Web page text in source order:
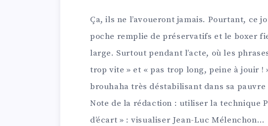
Ça, ils ne l’avoueront jamais. Pourtant, ce
poche remplie de préservatifs et le boxer
large. Surtout pendant l’acte, où les
trop vite » et « pas trop long, peine à jouir !
brouhaha très déstabilisant dans sa
Note de la rédaction : utiliser la technique
d’écart » : visualiser Jean-Luc Mélenchon…